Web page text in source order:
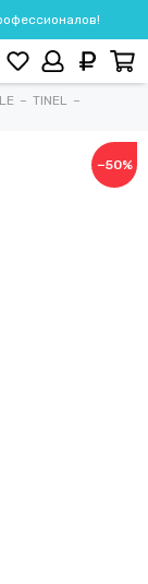
TINEL
−50%